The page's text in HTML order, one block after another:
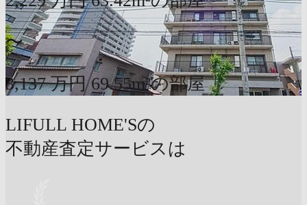
〜
3,137 万円 69.55m²の部屋
LIFULL HOME'Sの
不動産査定サービスは